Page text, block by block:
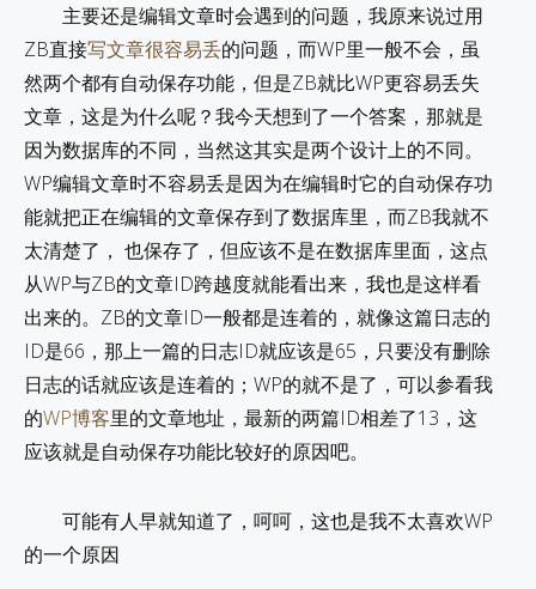
主要还是编辑文章时会遇到的问题，我原来说过用
ZB直接写文章很容易丢的问题，而WP里一般不会，虽
然两个都有自动保存功能，但是ZB就比WP更容易丢失
文章，这是为什么呢？我今天想到了一个答案，那就是
因为数据库的不同，当然这其实是两个设计上的不同。
WP编辑文章时不容易丢是因为在编辑时它的自动保存功
能就把正在编辑的文章保存到了数据库里，而ZB我就不
太清楚了， 也保存了，但应该不是在数据库里面，这点
从WP与ZB的文章ID跨越度就能看出来，我也是这样看
出来的。ZB的文章ID一般都是连着的，就像这篇日志的
ID是66，那上一篇的日志ID就应该是65，只要没有删除
日志的话就应该是连着的；WP的就不是了，可以参看我
的WP博客里的文章地址，最新的两篇ID相差了13，这
应该就是自动保存功能比较好的原因吧。
可能有人早就知道了，呵呵，这也是我不太喜欢WP
的一个原因